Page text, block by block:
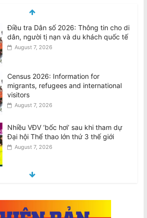
Điều tra Dân số 2026: Thông tin cho di
dân, người tị nạn và du khách quốc tế
August 7, 2026
Census 2026: Information for
migrants, refugees and international
visitors
August 7, 2026
Nhiều VĐV ‘bốc hơi’ sau khi tham dự
Đại hội Thể thao lớn thứ 3 thế giới
August 7, 2026
Nghiên cứu Úc: Nắng nóng cực đoan